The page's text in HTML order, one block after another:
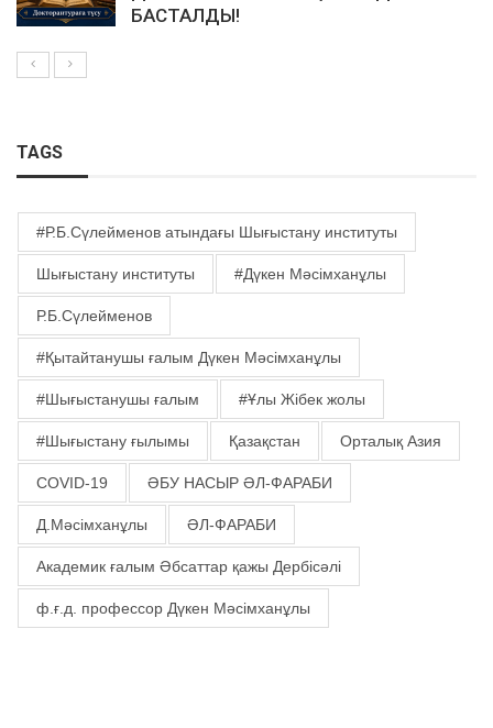
БАСТАЛДЫ!
TAGS
#Р.Б.Сүлейменов атындағы Шығыстану институты
Шығыстану институты #Дүкен Мәсімханұлы
Р.Б.Сүлейменов
#Қытайтанушы ғалым Дүкен Мәсімханұлы
#Шығыстанушы ғалым #Ұлы Жібек жолы
#Шығыстану ғылымы Қазақстан Орталық Азия
COVID-19 ӘБУ НАСЫР ӘЛ-ФАРАБИ
Д.Мәсімханұлы ӘЛ-ФАРАБИ
Академик ғалым Әбсаттар қажы Дербісәлі
ф.ғ.д. профессор Дүкен Мәсімханұлы